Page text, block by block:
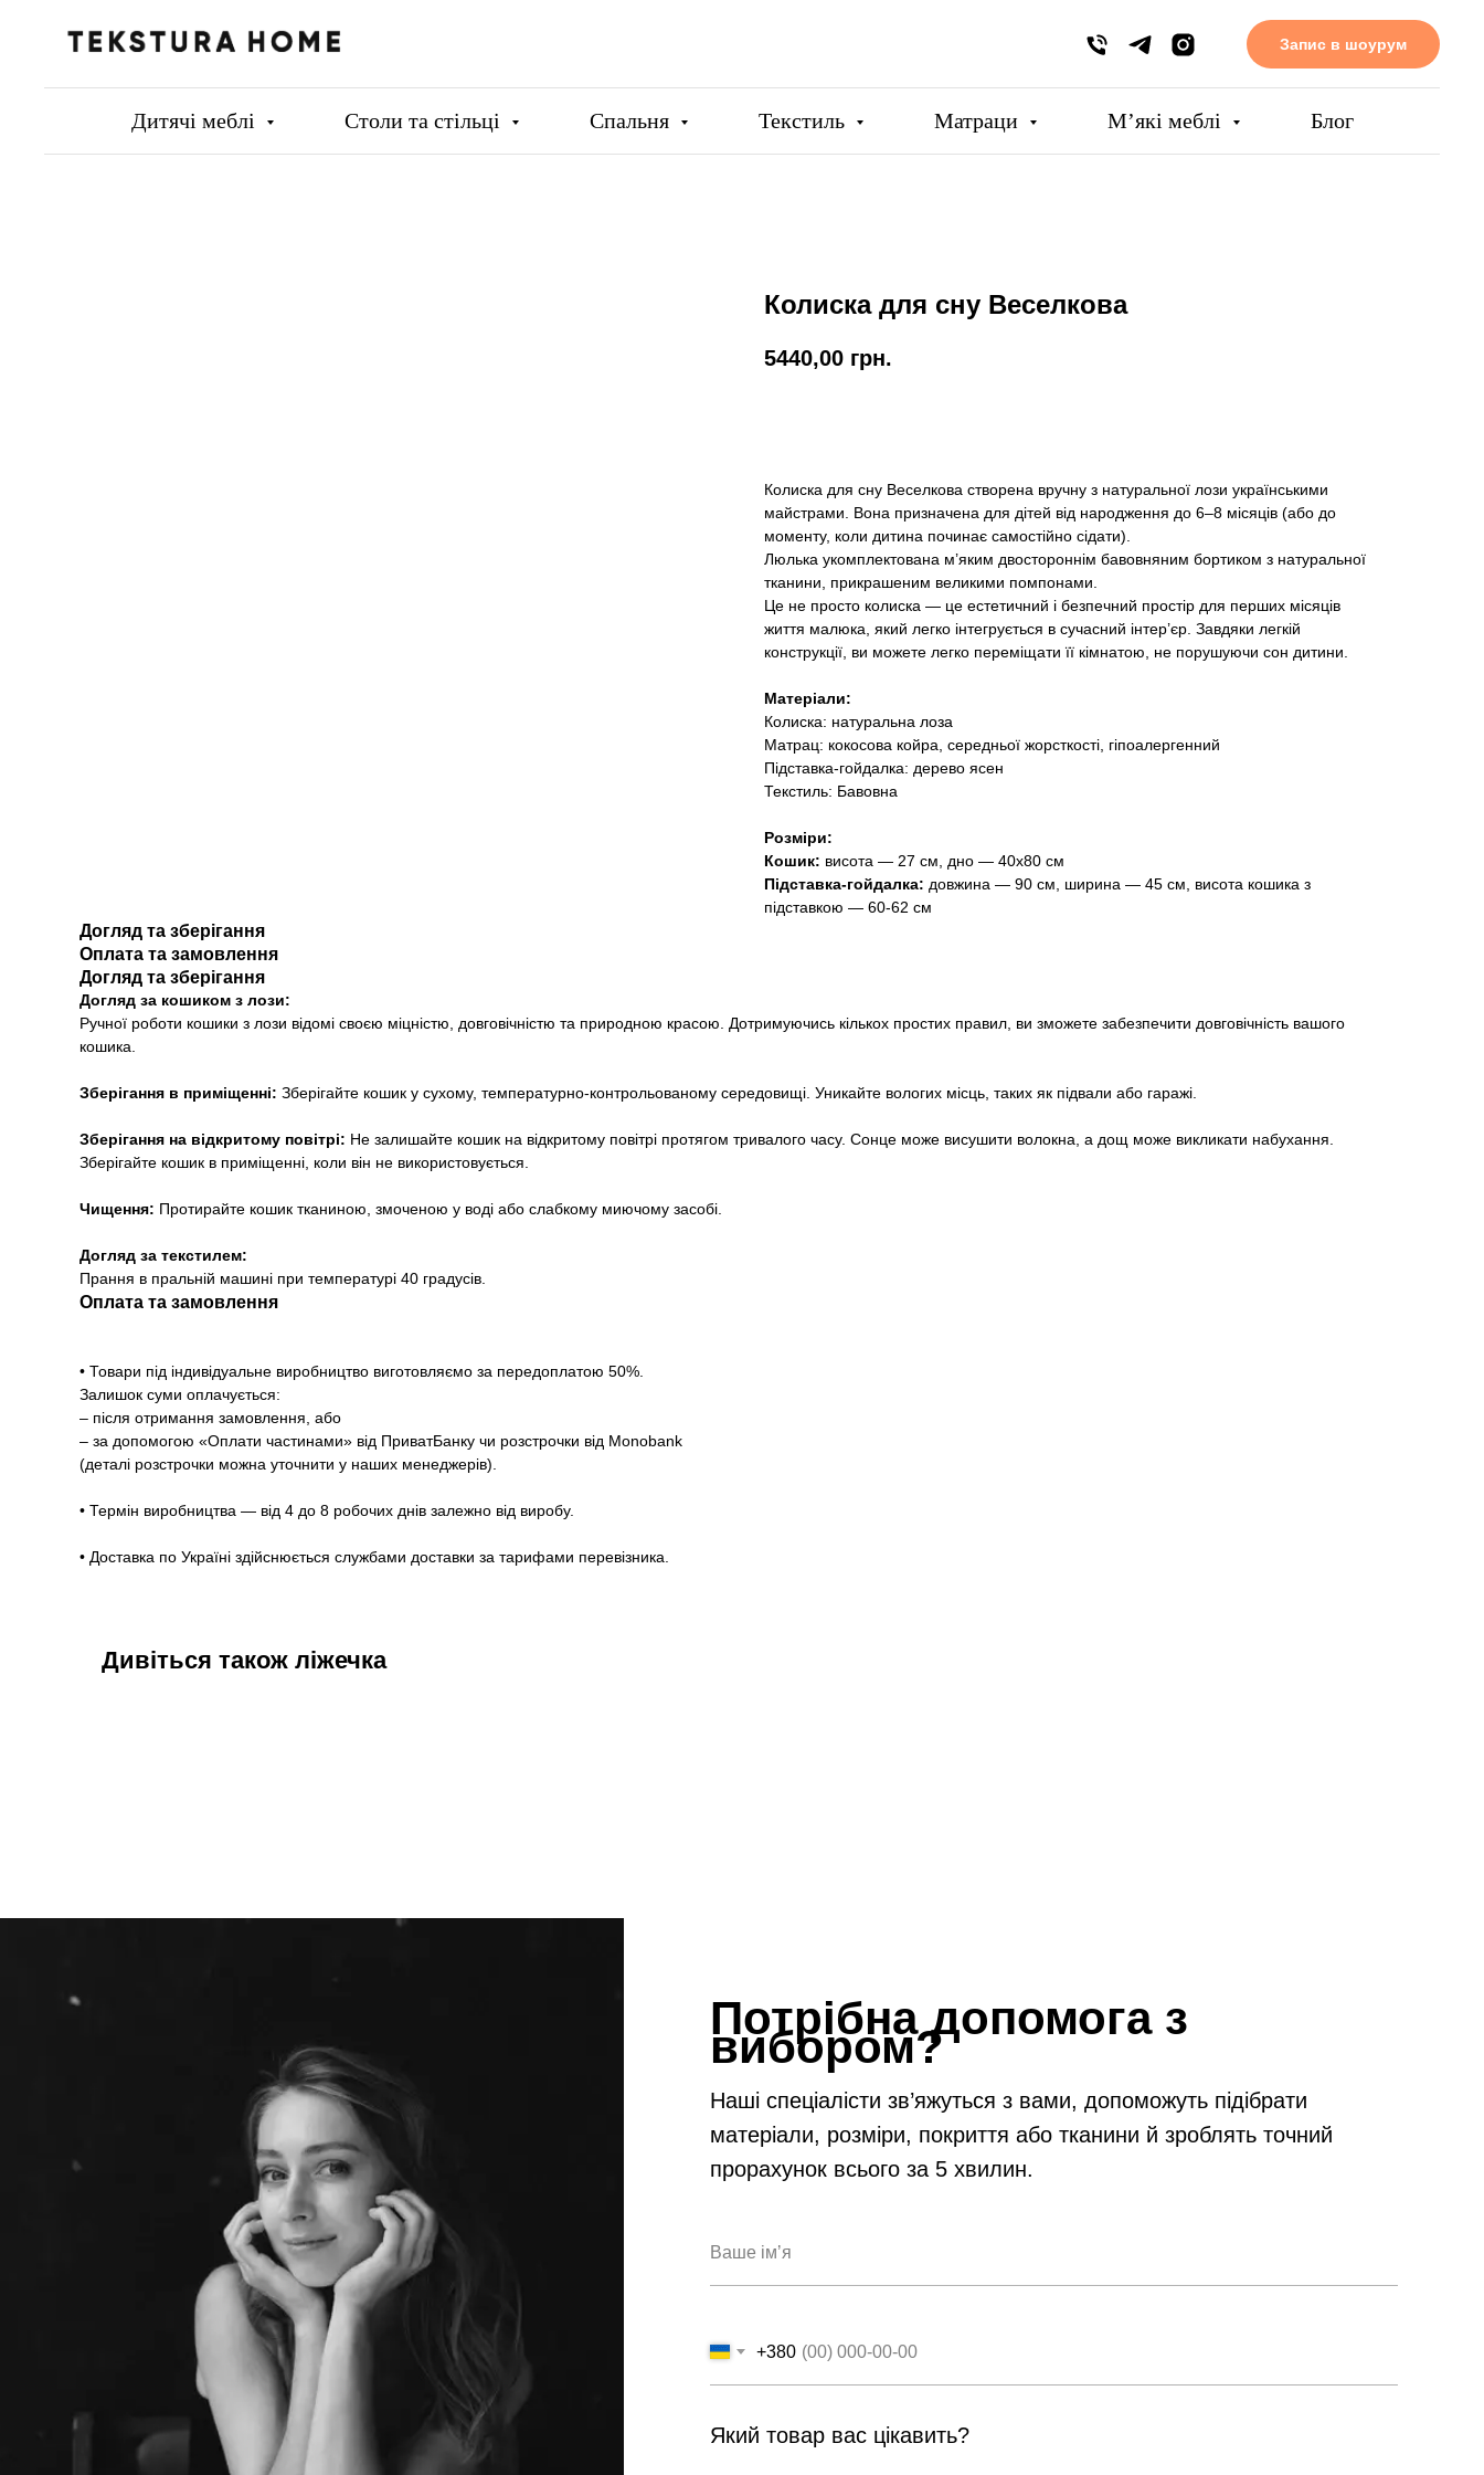
Запис в шоурум
Дитячі меблі Столи та стільці Спальня Текстиль Матраци Мʼякі меблі Блог
Колиска для сну Веселкова
5440,00 грн.
Колиска для сну Веселкова створена вручну з натуральної лози українськими
майстрами. Вона призначена для дітей від народження до 6–8 місяців (або до
моменту, коли дитина починає самостійно сідати).
Люлька укомплектована м’яким двостороннім бавовняним бортиком з натуральної
тканини, прикрашеним великими помпонами.
Це не просто колиска — це естетичний і безпечний простір для перших місяців
життя малюка, який легко інтегрується в сучасний інтер’єр. Завдяки легкій
конструкції, ви можете легко переміщати її кімнатою, не порушуючи сон дитини.
Матеріали:
Колиска: натуральна лоза
Матрац: кокосова койра, середньої жорсткості, гіпоалергенний
Підставка-гойдалка: дерево ясен
Текстиль: Бавовна
Розміри:
Кошик: висота — 27 см, дно — 40х80 см
Підставка-гойдалка: довжина — 90 см, ширина — 45 см, висота кошика з
підставкою — 60-62 см
Догляд та зберігання
Оплата та замовлення
Догляд та зберігання
Догляд за кошиком з лози:
Ручної роботи кошики з лози відомі своєю міцністю, довговічністю та природною красою. Дотримуючись кількох простих правил, ви зможете забезпечити довговічність вашого
кошика.
Зберігання в приміщенні: Зберігайте кошик у сухому, температурно-контрольованому середовищі. Уникайте вологих місць, таких як підвали або гаражі.
Зберігання на відкритому повітрі: Не залишайте кошик на відкритому повітрі протягом тривалого часу. Сонце може висушити волокна, а дощ може викликати набухання.
Зберігайте кошик в приміщенні, коли він не використовується.
Чищення: Протирайте кошик тканиною, змоченою у воді або слабкому миючому засобі.
Догляд за текстилем:
Прання в пральній машині при температурі 40 градусів.
Оплата та замовлення
• Товари під індивідуальне виробництво виготовляємо за передоплатою 50%.
Залишок суми оплачується:
– після отримання замовлення, або
– за допомогою «Оплати частинами» від ПриватБанку чи розстрочки від Monobank
(деталі розстрочки можна уточнити у наших менеджерів).
• Термін виробництва — від 4 до 8 робочих днів залежно від виробу.
• Доставка по Україні здійснюється службами доставки за тарифами перевізника.
Дивіться також ліжечка
Потрібна допомога з
вибором?
Наші спеціалісти зв’яжуться з вами, допоможуть підібрати
матеріали, розміри, покриття або тканини й зроблять точний
прорахунок всього за 5 хвилин.
+380
Який товар вас цікавить?